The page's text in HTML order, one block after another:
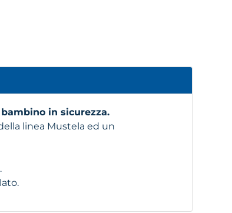
in sicurezza.
linea Mustela ed un